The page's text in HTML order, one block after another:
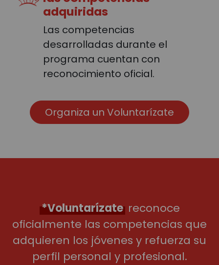
adquiridas
Las competencias
desarrolladas durante el
programa cuentan con
reconocimiento oficial.
Organiza un Voluntarízate
*Voluntarízatereconoce
oficialmente las competencias que
adquieren los jóvenes y refuerza su
perfil personal y profesional.